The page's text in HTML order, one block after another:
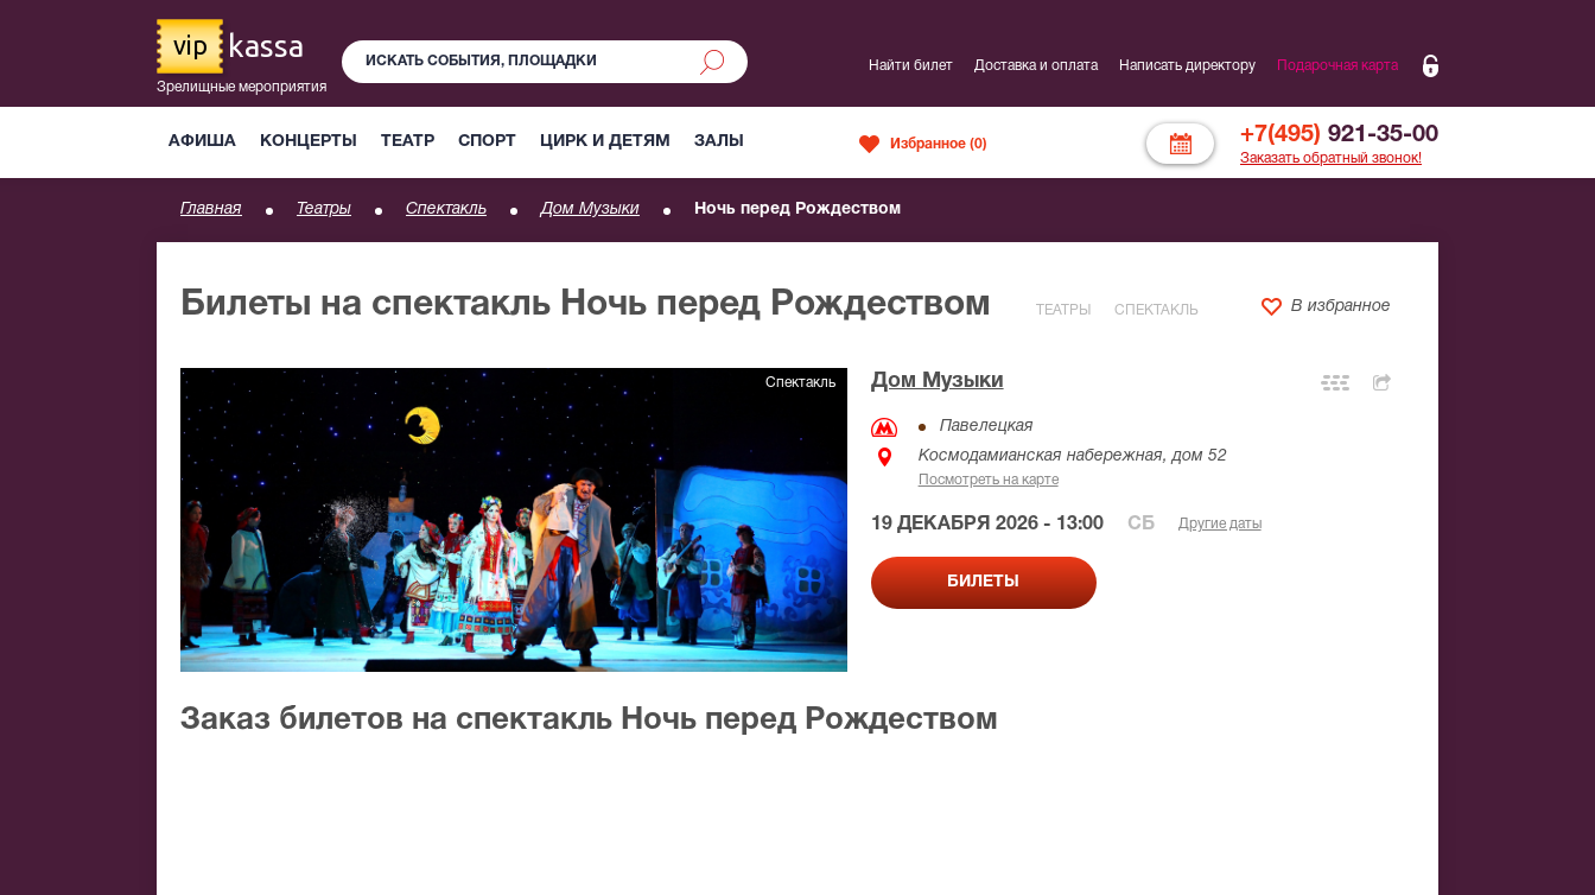
vip kassa
Зрелищные мероприятия
АФИША КОНЦЕРТЫ ТЕАТР СПОРТ ЦИРК И ДЕТЯМ ЗАЛЫ
Найти билет Доставка и оплата Написать директору Подарочная карта
+7(495) 921-35-00
Заказать обратный звонок!
Избранное (0)
Главная Театры Спектакль Дом Музыки Ночь перед Рождеством
Билеты на спектакль Ночь перед Рождеством ТЕАТРЫ СПЕКТАКЛЬ В избранное
Спектакль Дом Музыки
Павелецкая
Космодамианская набережная, дом 52
Посмотреть на карте
19 ДЕКАБРЯ 2026 - 13:00 СБ Другие даты
БИЛЕТЫ
Заказ билетов на спектакль Ночь перед Рождеством